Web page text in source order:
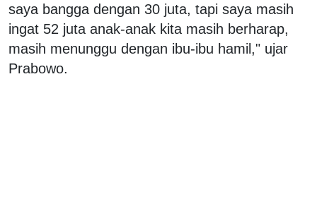
saya bangga dengan 30 juta, tapi saya masih
ingat 52 juta anak-anak kita masih berharap,
masih menunggu dengan ibu-ibu hamil," ujar
Prabowo.